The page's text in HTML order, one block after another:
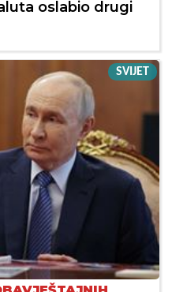
oslabio drugi
SVIJET